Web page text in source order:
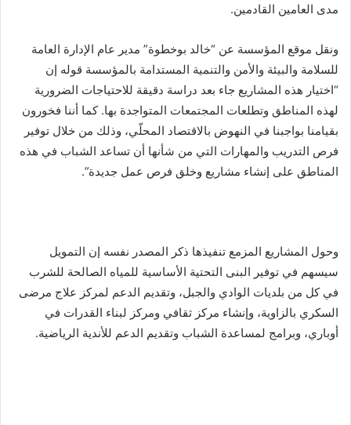
مدى العامين القادمين.
ونقل موقع المؤسسة عن “خالد بوخطوة” مدير عام الإدارة العامة
للسلامة والبيئة والأمن والتنمية المستدامة بالمؤسسة قوله إن
“اختيار هذه المشاريع جاء بعد دراسة دقيقة للاحتياجات الضرورية
لهذه المناطق وتطلعات المجتمعات المتواجدة بها. كما أننا فخورون
بقيامنا بواجبنا في النهوض بالاقتصاد المحلّي، وذلك من خلال توفير
فرص التدريب والمهارات التي من شأنها أن تساعد الشباب في هذه
المناطق على إنشاء مشاريع وخلق فرص عمل جديدة”.
وحول المشاريع المزمع تنفيذها ذكر المصدر نفسه إن التمويل
سيسهم في توفير البنى التحتية الأساسية للمياه الصالحة للشرب
في كل من بلديات الوادي والجبل، وتقديم الدعم لمركز علاج مرضى
السكري بالزاوية، وإنشاء مركز ثقافي ومركز لبناء القدرات في
أوباري، وبرامج لمساعدة الشباب وتقديم الدعم للأندية الرياضية.